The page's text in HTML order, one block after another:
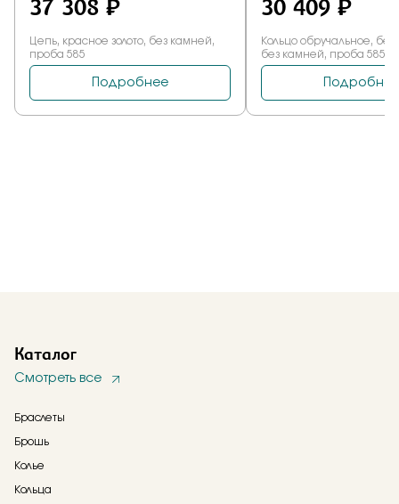
Каталог
Смотреть все
Браслеты
Брошь
Колье
Кольца